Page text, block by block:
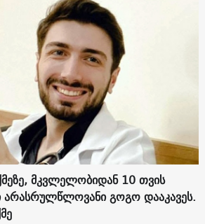
მკვლელობიდან 10 თვის
არასრულწლოვანი გოგო დააკავეს.